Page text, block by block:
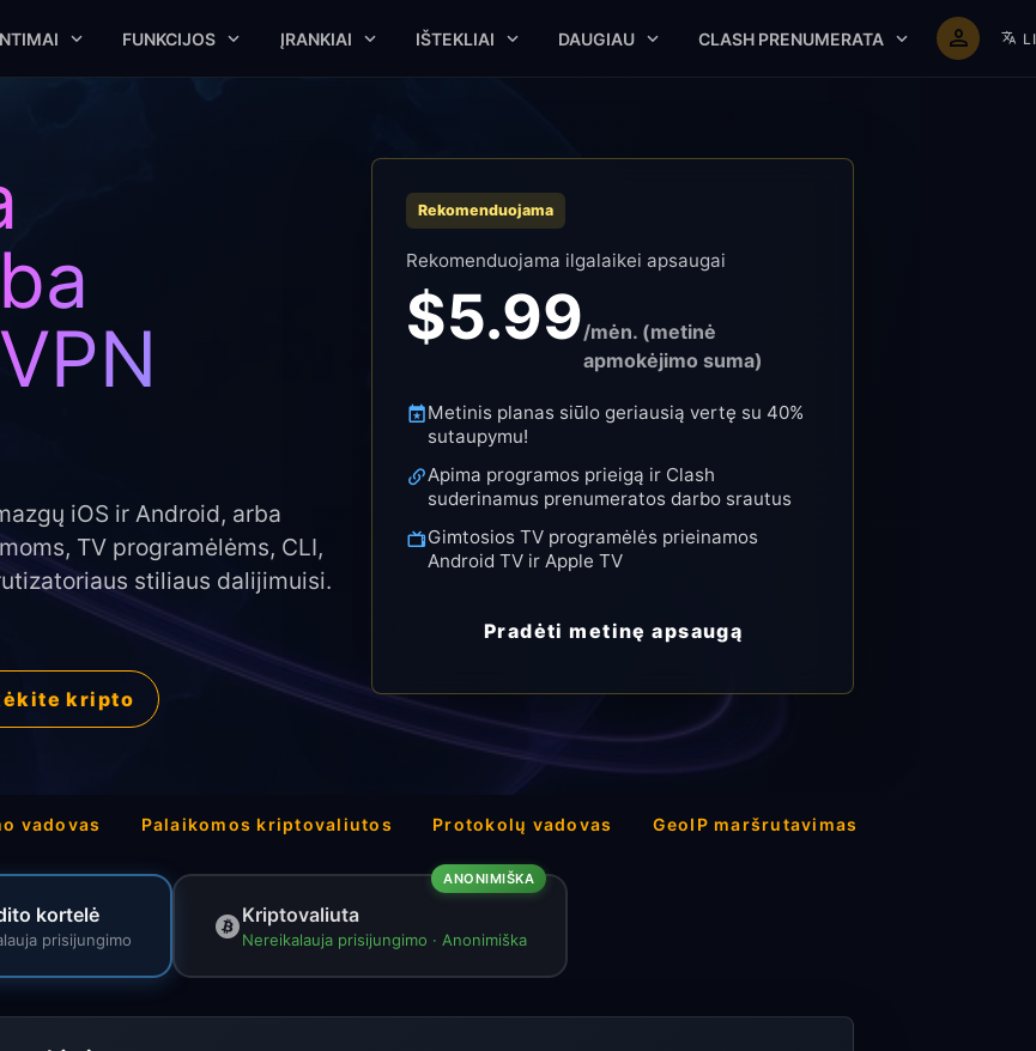
FUNKCIJOS ĮRANKIAI IŠTEKLIAI DAUGIAU CLASH PRENUMERATA
iOS ir Android, arba
TV programėlėms, CLI,
stiliaus dalijimuisi.
kripto
Rekomenduojama
Rekomenduojama ilgalaikei apsaugai
$5.99/mėn. (metinė
apmokėjimo suma)
Metinis planas siūlo geriausią vertę su 40%
sutaupymu!
Apima programos prieigą ir Clash
suderinamus prenumeratos darbo srautus
Gimtosios TV programėlės prieinamos
Android TV ir Apple TV
Pradėti metinę apsaugą
vadovas Palaikomos kriptovaliutos Protokolų vadovas GeoIP maršrutavimas
kortelė
prisijungimo
ANONIMIŠKA
Kriptovaliuta
Nereikalauja prisijungimo · Anonimiška